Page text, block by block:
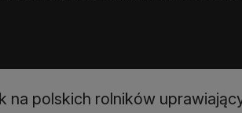
na polskich rolników